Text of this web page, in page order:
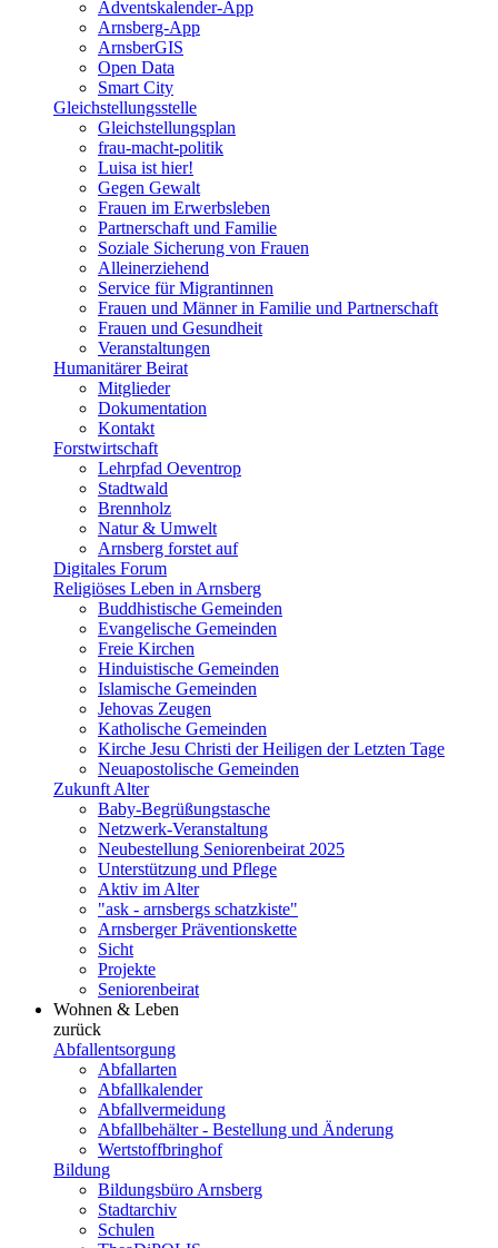
Adventskalender-App
Arnsberg-App
ArnsberGIS
Open Data
Smart City
Gleichstellungsstelle
Gleichstellungsplan
frau-macht-politik
Luisa ist hier!
Gegen Gewalt
Frauen im Erwerbsleben
Partnerschaft und Familie
Soziale Sicherung von Frauen
Alleinerziehend
Service für Migrantinnen
Frauen und Männer in Familie und Partnerschaft
Frauen und Gesundheit
Veranstaltungen
Humanitärer Beirat
Mitglieder
Dokumentation
Kontakt
Forstwirtschaft
Lehrpfad Oeventrop
Stadtwald
Brennholz
Natur & Umwelt
Arnsberg forstet auf
Digitales Forum
Religiöses Leben in Arnsberg
Buddhistische Gemeinden
Evangelische Gemeinden
Freie Kirchen
Hinduistische Gemeinden
Islamische Gemeinden
Jehovas Zeugen
Katholische Gemeinden
Kirche Jesu Christi der Heiligen der Letzten Tage
Neuapostolische Gemeinden
Zukunft Alter
Baby-Begrüßungstasche
Netzwerk-Veranstaltung
Neubestellung Seniorenbeirat 2025
Unterstützung und Pflege
Aktiv im Alter
"ask - arnsbergs schatzkiste"
Arnsberger Präventionskette
Sicht
Projekte
Seniorenbeirat
Wohnen & Leben
zurück
Abfallentsorgung
Abfallarten
Abfallkalender
Abfallvermeidung
Abfallbehälter - Bestellung und Änderung
Wertstoffbringhof
Bildung
Bildungsbüro Arnsberg
Stadtarchiv
Schulen